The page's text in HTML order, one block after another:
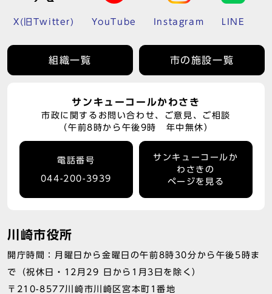
X(旧Twitter) YouTube Instagram LINE
組織一覧 市の施設一覧
サンキューコールかわさき
市政に関するお問い合わせ、ご意見、ご相談
（午前8時から午後9時 年中無休）
電話番号
044-200-3939
サンキューコールか
わさきの
ページを見る
川崎市役所
開庁時間：月曜日から金曜日の午前8時30分から午後5時ま
で（祝休日・12月29 日から1月3日を除く）
〒210-8577川崎市川崎区宮本町1番地